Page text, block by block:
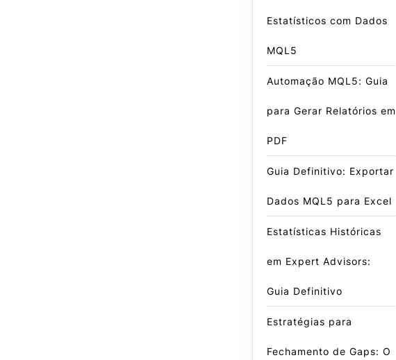
Estatísticos com Dados
MQL5
Automação MQL5: Guia
para Gerar Relatórios em
PDF
Guia Definitivo: Exportar
Dados MQL5 para Excel
Estatísticas Históricas
em Expert Advisors:
Guia Definitivo
Estratégias para
Fechamento de Gaps: O